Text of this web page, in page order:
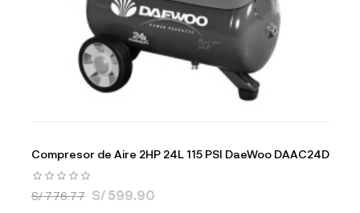
Compresor de Aire 2HP 24L 115 PSI DaeWoo DAAC24D
S/ 776.77 S/ 599.90